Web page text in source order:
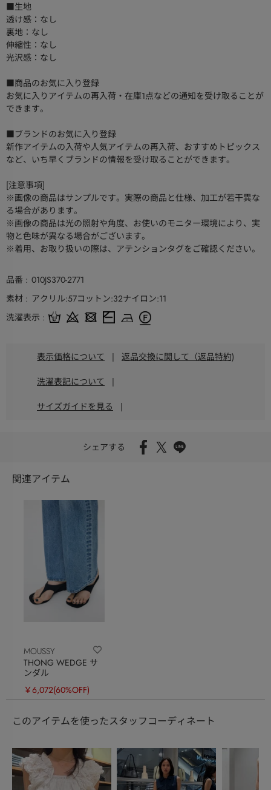
■生地
透け感：なし
裏地：なし
伸縮性：なし
光沢感：なし
■商品のお気に入り登録
お気に入りアイテムの再入荷・在庫1点などの通知を受け取ることが
できます。
■ブランドのお気に入り登録
新作アイテムの入荷や人気アイテムの再入荷、おすすめトピックス
など、いち早くブランドの情報を受け取ることができます。
[注意事項]
※画像の商品はサンプルです。実際の商品と仕様、加工が若干異な
る場合があります。
※画像の商品は光の照射や角度、お使いのモニター環境により、実
物と色味が異なる場合がございます。
※着用、お取り扱いの際は、アテンションタグをご確認ください。
品番
010JS370-2771
素材
アクリル:57コットン:32ナイロン:11
洗濯表示
表示価格について | 返品交換に関して（返品特約)
洗濯表記について |
サイズガイドを見る |
シェアする
関連アイテム
MOUSSY
THONG WEDGE サ
ンダル
￥6,072(60%OFF)
このアイテムを使ったスタッフコーディネート